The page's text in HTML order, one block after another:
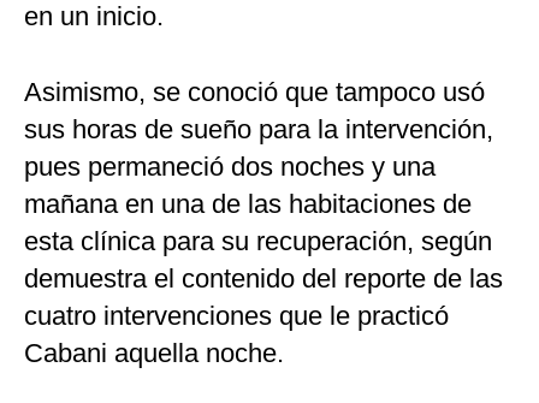
en un inicio.
Asimismo, se conoció que tampoco usó
sus horas de sueño para la intervención,
pues permaneció dos noches y una
mañana en una de las habitaciones de
esta clínica para su recuperación, según
demuestra el contenido del reporte de las
cuatro intervenciones que le practicó
Cabani aquella noche.